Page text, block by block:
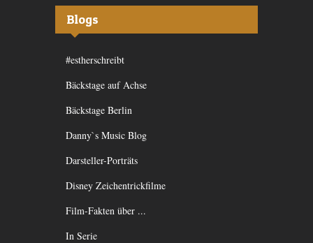
Blogs
#estherschreibt
Bäckstage auf Achse
Bäckstage Berlin
Danny`s Music Blog
Darsteller-Porträts
Disney Zeichentrickfilme
Film-Fakten über ...
In Serie